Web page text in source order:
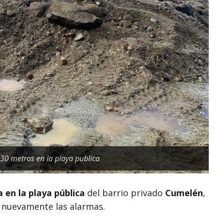
metros en la playa publica
la playa pública del barrio privado Cumelén,
las alarmas.